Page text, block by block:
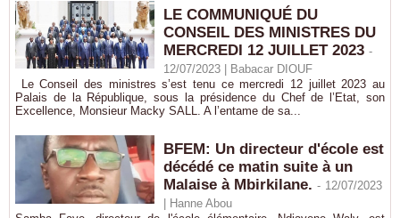
LE COMMUNIQUÉ DU
CONSEIL DES MINISTRES DU
MERCREDI 12 JUILLET 2023 -
12/07/2023 |
Babacar DIOUF
Le Conseil des ministres s’est tenu ce mercredi 12 juillet 2023 au
Palais de la République, sous la présidence du Chef de l’Etat, son
Excellence, Monsieur Macky SALL. A l’entame de sa...
BFEM: Un directeur d'école est
décédé ce matin suite à un
Malaise à Mbirkilane. - 12/07/2023
Hanne Abou